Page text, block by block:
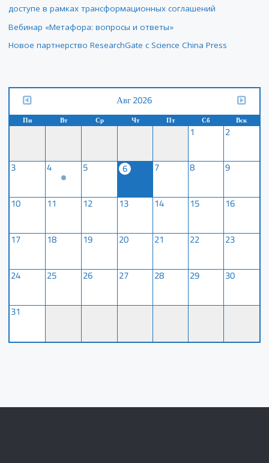
доступе в рамках трансформационных соглашений
Вебинар «Метафора: вопросы и ответы»
Новое партнерство ResearchGate с Science China Press
Авг 2026
Пн Вт Ср Чт Пт Сб Вск
1 2
3 4 5 6 7 8 9
10 11 12 13 14 15 16
17 18 19 20 21 22 23
24 25 26 27 28 29 30
31